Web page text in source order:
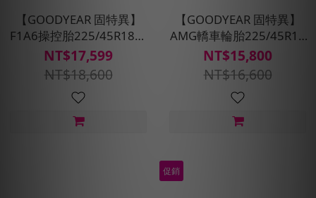
【GOODYEAR 固特異】
F1A6操控胎225/45R18四
入組(超高性能操控胎)含安
裝定位平衡
NT$17,599
NT$18,600
【GOODYEAR 固特異】
AMG轎車輪胎225/45R18
四入組(濕抓/耐用雙重保
護)含安裝定位平衡
NT$15,800
NT$16,600
促銷